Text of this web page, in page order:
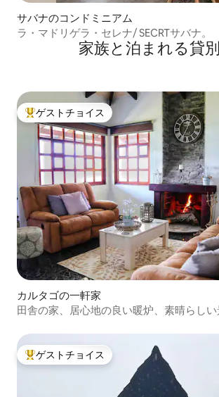
サバナのコンドミニアム
ラ・マドリゲラ・セレナ/ SECRTサバナ。
家族と泊まれる貸
大好評のゲストチョイスです。
ゲストチョイス
カルタゴの一軒家
田舎の家、居心地の良い暖炉、素晴らし
大好評のゲストチョイスです。
ゲストチョイス